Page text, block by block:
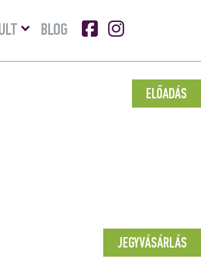
Menü
lenyitása
BLOG
ELŐADÁS
JEGYVÁSÁRLÁS